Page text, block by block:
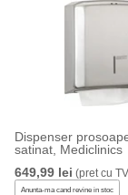
Dispenser
satinat, Mediclinics
649,99 lei (pret cu
Anunta-ma cand revine in stoc